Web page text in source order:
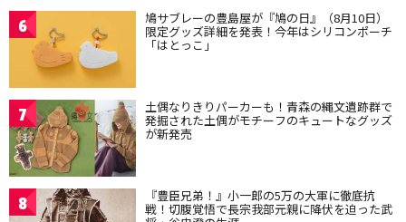
6 鳩サブレーの豊島屋が『鳩の日』（8月10日）
限定グッズ詳細を発表！今年はシリコンポーチ
「はとっこ」
7 土偶なりきりパーカーも！青森の縄文遺跡群で
発掘された土偶がモチーフのキュートなグッズ
が新発売
8 『豊臣兄弟！』小一郎の5万の大軍に徹底抗
戦！切腹覚悟で長宗我部元親に降伏を迫った武